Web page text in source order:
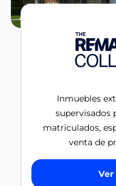
Inmuebles
supervisados
matriculados,
venta de